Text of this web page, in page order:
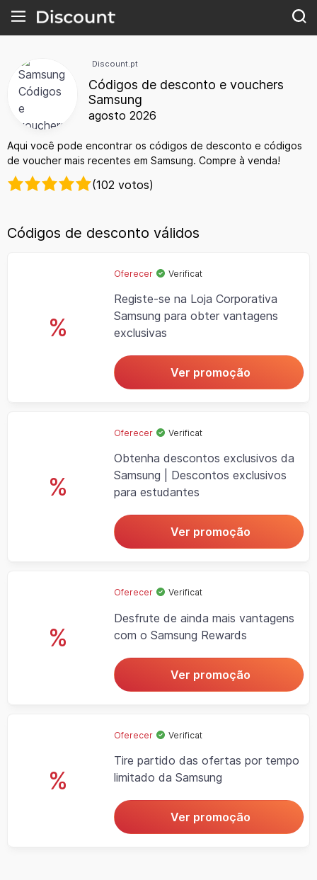
Discount.pt
Códigos de desconto e vouchers
Samsung
agosto 2026
Aqui você pode encontrar os códigos de desconto e códigos
de voucher mais recentes em Samsung. Compre à venda!
(102 votos)
Códigos de desconto válidos
%
Oferecer Verificat
Registe-se na Loja Corporativa
Samsung para obter vantagens
exclusivas
Ver promoção
%
Oferecer Verificat
Obtenha descontos exclusivos da
Samsung | Descontos exclusivos
para estudantes
Ver promoção
%
Oferecer Verificat
Desfrute de ainda mais vantagens
com o Samsung Rewards
Ver promoção
%
Oferecer Verificat
Tire partido das ofertas por tempo
limitado da Samsung
Ver promoção